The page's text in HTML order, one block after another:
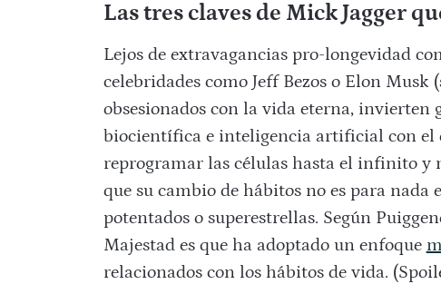
Las tres claves de Mick Jagger
Lejos de extravagancias pro-longevidad
celebridades como Jeff Bezos o Elon
obsesionados con la vida eterna, invierten
biocientífica e inteligencia artificial con el
reprogramar las células hasta el infinito y
que su cambio de hábitos no es para
potentados o superestrellas. Según
Majestad es que ha adoptado un enfoque
relacionados con los hábitos de vida.